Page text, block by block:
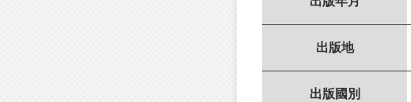
出版地
出版國別